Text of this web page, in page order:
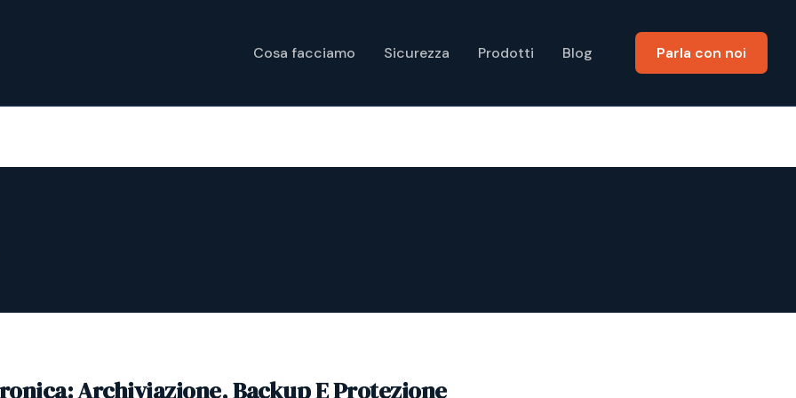
Cosa facciamo Sicurezza Prodotti Blog Parla con noi
Archiviazione, Backup E Protezione